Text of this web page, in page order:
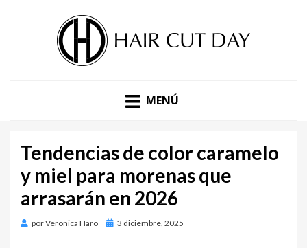
BLOG DE TENDENCIAS |
HAIR CUT DAY
ESTÉTICA Y MODA. BLOG DE HAIR CUT DAY.
MENÚ
Tendencias de color caramelo
y miel para morenas que
arrasarán en 2026
porVeronica Haro 3 diciembre, 2025